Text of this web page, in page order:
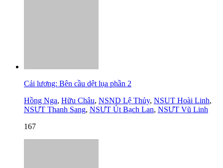
Cải lương: Bên cầu dệt lụa phần 2
Hồng Nga, Hữu Châu, NSND Lệ Thủy, NSUT Hoài Linh,
NSƯT Thanh Sang, NSƯT Út Bạch Lan, NSƯT Vũ Linh
167